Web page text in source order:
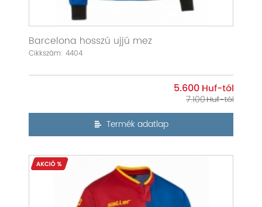
Barcelona hosszú ujjú mez
Cikkszám: 4404
5.600
7.100
Termék adatlap